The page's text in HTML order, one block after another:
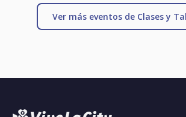
Ver más eventos de Clases y